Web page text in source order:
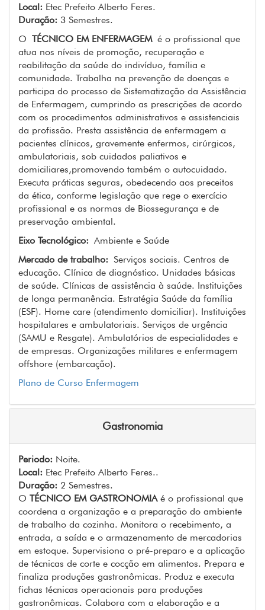
Local: Etec Prefeito Alberto Feres.
Duração: 3 Semestres.
O TÉCNICO EM ENFERMAGEM é o profissional que
atua nos níveis de promoção, recuperação e
reabilitação da saúde do indivíduo, família e
comunidade. Trabalha na prevenção de doenças e
participa do processo de Sistematização da Assistência
de Enfermagem, cumprindo as prescrições de acordo
com os procedimentos administrativos e assistenciais
da profissão. Presta assistência de enfermagem a
pacientes clínicos, gravemente enfermos, cirúrgicos,
ambulatoriais, sob cuidados paliativos e
domiciliares,promovendo também o autocuidado.
Executa práticas seguras, obedecendo aos preceitos
da ética, conforme legislação que rege o exercício
profissional e as normas de Biossegurança e de
preservação ambiental.
Eixo Tecnológico: Ambiente e Saúde
Mercado de trabalho: Serviços sociais. Centros de
educação. Clínica de diagnóstico. Unidades básicas
de saúde. Clínicas de assistência à saúde. Instituições
de longa permanência. Estratégia Saúde da família
(ESF). Home care (atendimento domiciliar). Instituições
hospitalares e ambulatoriais. Serviços de urgência
(SAMU e Resgate). Ambulatórios de especialidades e
de empresas. Organizações militares e enfermagem
offshore (embarcação).
Plano de Curso Enfermagem
Gastronomia
Periodo: Noite.
Local: Etec Prefeito Alberto Feres..
Duração: 2 Semestres.
O TÉCNICO EM GASTRONOMIAé o profissional que
coordena a organização e a preparação do ambiente
de trabalho da cozinha. Monitora o recebimento, a
entrada, a saída e o armazenamento de mercadorias
em estoque. Supervisiona o pré-preparo e a aplicação
de técnicas de corte e cocção em alimentos. Prepara e
finaliza produções gastronômicas. Produz e executa
fichas técnicas operacionais para produções
gastronômicas. Colabora com a elaboração e a